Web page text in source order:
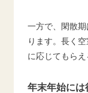
一方で、閑散
ります。長く
に応じてもらえ
年末年始には